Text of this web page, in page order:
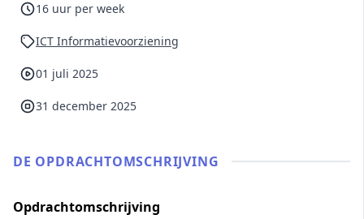
Ben je al lid?
16 uur per week
ICT Informatievoorziening
01 juli 2025
31 december 2025
DE OPDRACHT­OMSCHRIJVING
Opdrachtomschrijving